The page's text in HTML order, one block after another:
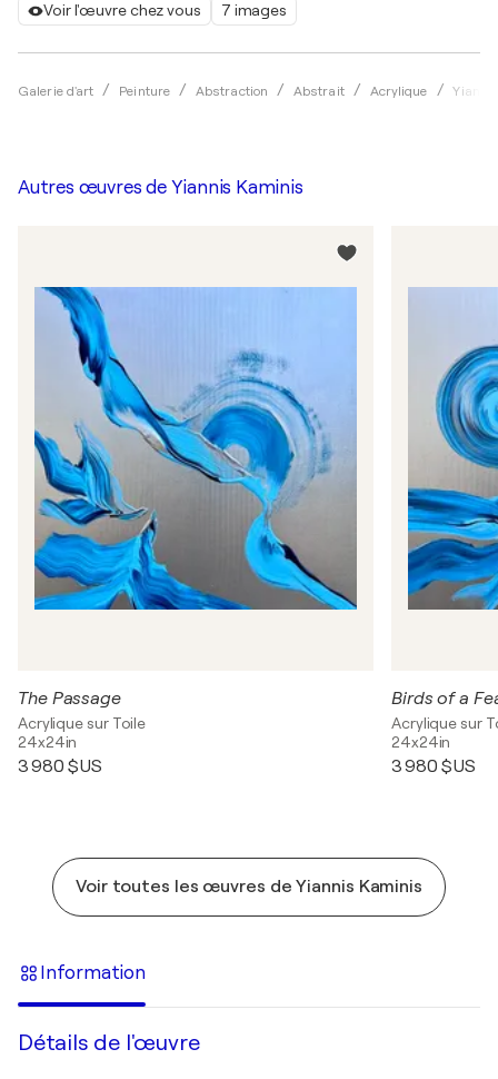
Voir l'œuvre chez vous 7 images
Galerie d'art Peinture Abstraction Abstrait Acrylique
Autres œuvres de Yiannis Kaminis
The Passage
Acrylique sur Toile
24x24in
3 980 $US
Birds of a
Acrylique sur
24x24in
3 980 $US
Voir toutes les œuvres de Yiannis Kaminis
Information
Détails de l'œuvre